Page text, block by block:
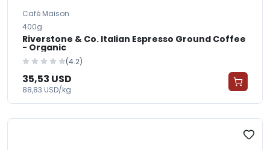
Café Maison
400g
Riverstone & Co. Italian Espresso Ground Coffee
- Organic
(4.2)
35,53 USD
88,83 USD/kg